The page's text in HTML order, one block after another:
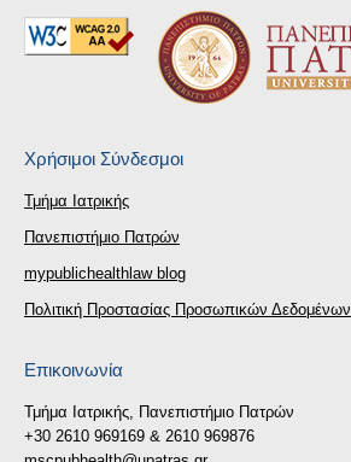
Χρήσιμοι Σύνδεσμοι
Τμήμα Ιατρικής
Πανεπιστήμιο Πατρών
mypublichealthlaw blog
Πολιτική Προστασίας Προσωπικών Δεδομένων
Επικοινωνία
Τμήμα Ιατρικής, Πανεπιστήμιο Πατρών
+30 2610 969169 & 2610 969876